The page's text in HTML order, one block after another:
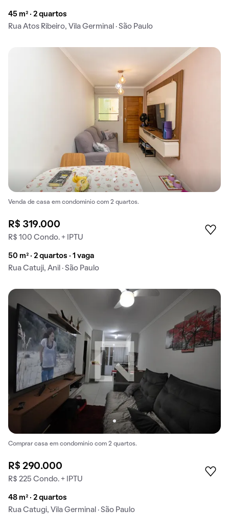
45 m² · 2 quartos
Rua Atos Ribeiro, Vila Germinal · São Paulo
Venda de casa em condomínio com 2 quartos.
R$ 319.000
R$ 100 Condo. + IPTU
50 m² · 2 quartos · 1 vaga
Rua Catuji, Anil · São Paulo
Comprar casa em condomínio com 2 quartos.
R$ 290.000
R$ 225 Condo. + IPTU
48 m² · 2 quartos
Rua Catugi, Vila Germinal · São Paulo